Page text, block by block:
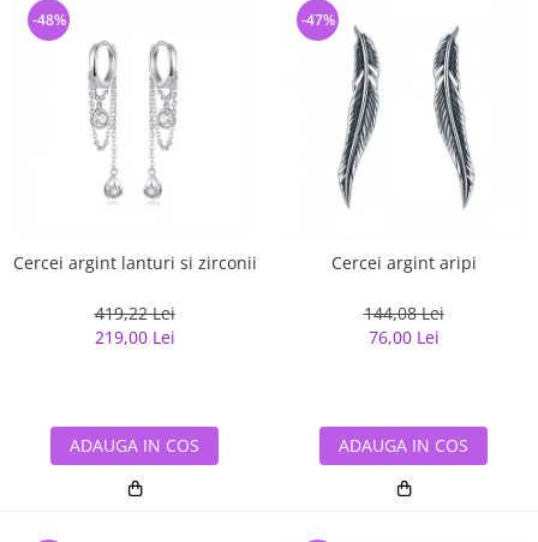
Cercei argint lanturi si zirconii
419,22 Lei
219,00 Lei
-48%
ADAUGA IN COS
Cercei argint aripi
144,08 Lei
76,00 Lei
-47%
ADAUGA IN COS